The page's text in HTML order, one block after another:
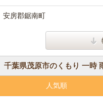
安房郡鋸南町
千葉県茂原市のくもり 一時
人気順